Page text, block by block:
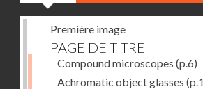
Première image
PAGE DE TITRE
Compound microscopes (p.6)
Achromatic object glasses